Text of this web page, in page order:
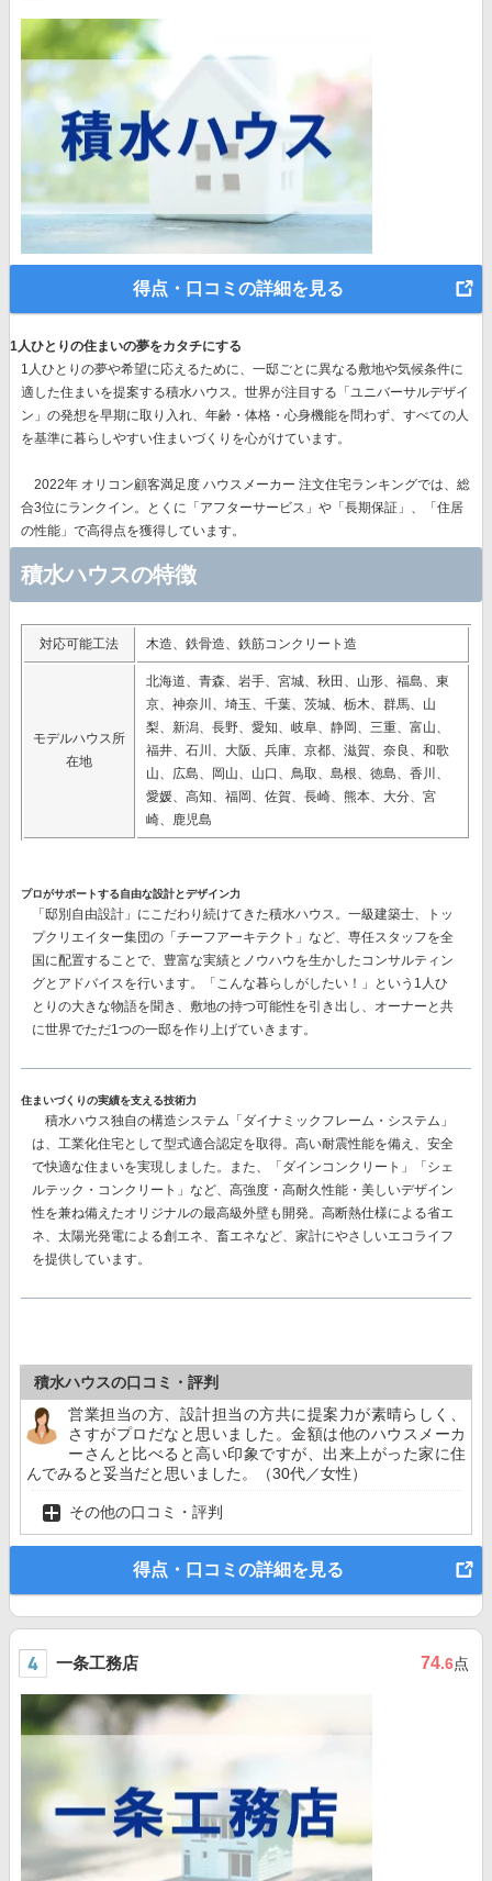
得点・口コミの詳細を見る
1人ひとりの住まいの夢をカタチにする
1人ひとりの夢や希望に応えるために、一邸ごとに異なる敷地や気候条件に
適した住まいを提案する積水ハウス。世界が注目する 「ユニバーサルデザイ
ン」の発想を早期に取り入れ、年齢・体格・心身機能を問わず、すべての人
を基準に暮らしやすい住まいづくりを心がけています。
2022年 オリコン顧客満足度 ハウスメーカー 注文住宅ランキングでは、総
合3位にランクイン。とくに 「アフターサービス」や「長期保証」、「住居
の性能」で高得点を獲得しています。
積水ハウスの特徴
対応可能工法 木造、鉄骨造、鉄筋コンクリート造
モデルハウス所
在地
北海道、青森、岩手、宮城、秋田、山形、福島、東
京、神奈川、埼玉、千葉、茨城、栃木、群馬、山
梨、新潟、長野、愛知、岐阜、静岡、三重、富山、
福井、石川、大阪、兵庫、京都、滋賀、奈良、和歌
山、広島、岡山、山口、鳥取、島根、徳島、香川、
愛媛、高知、福岡、佐賀、長崎、熊本、大分、宮
崎、鹿児島
プロがサポートする自由な設計とデザイン力
「邸別自由設計」 にこだわり続けてきた積水ハウス。一級建築士、トッ
プクリエイター集団の 「チーフアーキテクト」 など、専任スタッフを全
国に配置することで、豊富な実績とノウハウを生かしたコンサルティン
グとアドバイスを行います。「こんな暮らしがしたい！」という1人ひ
とりの大きな物語を聞き、敷地の持つ可能性を引き出し、オーナーと共
に世界でただ1つの一邸を作り上げていきます。
住まいづくりの実績を支える技術力
積水ハウス独自の構造システム 「ダイナミックフレーム・システム」
は、工業化住宅として型式適合認定を取得。高い耐震性能を備え、安全
で快適な住まいを実現しました。また、
「ダインコンクリート」「シェ
ルテック・コンクリート」 など、高強度・高耐久性能・美しいデザイン
性を兼ね備えたオリジナルの最高級外壁も開発。高断熱仕様による省エ
ネ、太陽光発電による創エネ、畜エネなど、家計にやさしいエコライフ
を提供しています。
積水ハウスの口コミ・評判
営業担当の方、設計担当の方共に提案力が素晴らしく、
さすがプロだなと思いました。金額は他のハウスメーカ
ーさんと比べると高い印象ですが、出来上がった家に住
んでみると妥当だと思いました。（30代／女性）
その他の口コミ・評判
得点・口コミの詳細を見る
一条工務店 74.6点